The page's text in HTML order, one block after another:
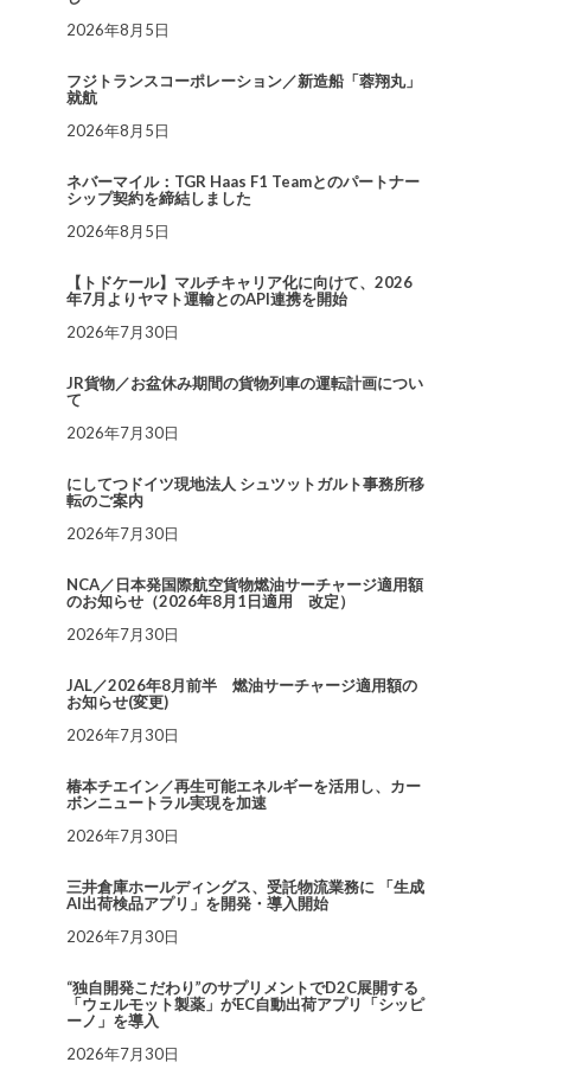
2026年8月5日
フジトランスコーポレーション／新造船「蓉翔丸」
就航
2026年8月5日
ネバーマイル：TGR Haas F1 Teamとのパートナー
シップ契約を締結しました
2026年8月5日
【トドケール】マルチキャリア化に向けて、2026
年7月よりヤマト運輸とのAPI連携を開始
2026年7月30日
JR貨物／お盆休み期間の貨物列車の運転計画につい
て
2026年7月30日
にしてつドイツ現地法人 シュツットガルト事務所移
転のご案内
2026年7月30日
NCA／日本発国際航空貨物燃油サーチャージ適用額
のお知らせ（2026年8月1日適用 改定）
2026年7月30日
JAL／2026年8月前半 燃油サーチャージ適用額の
お知らせ(変更)
2026年7月30日
椿本チエイン／再生可能エネルギーを活用し、カー
ボンニュートラル実現を加速
2026年7月30日
三井倉庫ホールディングス、受託物流業務に 「生成
AI出荷検品アプリ」を開発・導入開始
2026年7月30日
“独自開発こだわり”のサプリメントでD2C展開する
「ウェルモット製薬」がEC自動出荷アプリ「シッピ
ーノ」を導入
2026年7月30日